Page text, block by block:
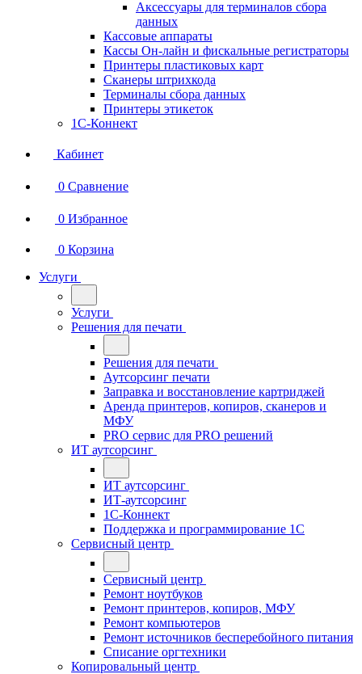
Аксессуары для терминалов сбора
данных
Кассовые аппараты
Кассы Он-лайн и фискальные регистраторы
Принтеры пластиковых карт
Сканеры штрихкода
Терминалы сбора данных
Принтеры этикеток
1С-Коннект
Кабинет
0 Сравнение
0 Избранное
0 Корзина
Услуги
Услуги
Решения для печати
Решения для печати
Аутсорсинг печати
Заправка и восстановление картриджей
Аренда принтеров, копиров, сканеров и
МФУ
PRO сервис для PRO решений
ИТ аутсорсинг
ИТ аутсорсинг
ИТ-аутсорсинг
1С-Коннект
Поддержка и программирование 1С
Сервисный центр
Сервисный центр
Ремонт ноутбуков
Ремонт принтеров, копиров, МФУ
Ремонт компьютеров
Ремонт источников бесперебойного питания
Списание оргтехники
Копировальный центр